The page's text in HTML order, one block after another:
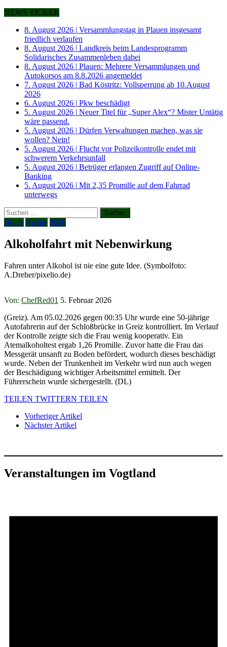
NEWS TICKER
8. August 2026 | Versammlungstag in Plauen insgesamt
friedlich verlaufen
8. August 2026 | Landkreis beim Landesprogramm
Solidarisches Zusammenleben dabei
8. August 2026 | Plauen: Mehrere Versammlungen und
Autokorsos am 8.8.2026 angemeldet
7. August 2026 | Bad Köstritz: Vollsperrung ab 10.August
2026
6. August 2026 | Pkw beschädigt
5. August 2026 | Neuer Titel für „Super Alex“? Mister Untätig
wäre passend.
5. August 2026 | Dürfen Verwaltungen machen, was sie
wollen? Nein!
5. August 2026 | Flucht vor Polizeikontrolle endet mit
schwerem Verkehrsunfall
5. August 2026 | Betrüger erlangen Zugriff auf Online-
Banking
5. August 2026 | Mit 2,35 Promille auf dem Fahrrad
unterwegs
Suchen
nach:
Home Archiv 2026
Alkoholfahrt mit Nebenwirkung
Fahren unter Alkohol ist nie eine gute Idee. (Symbolfoto:
A.Dreher/pixelio.de)
Von: ChefRed01 5. Februar 2026
(Greiz). Am 05.02.2026 gegen 00:35 Uhr wurde eine 50-jährige
Autofahrerin auf der Schloßbrücke in Greiz kontrolliert. Im Verlauf
der Kontrolle zeigte sich die Frau wenig kooperativ. Ein
Atemalkoholtest ergab 1,26 Promille. Zuvor hatte die Frau das
Messgerät unsanft zu Boden befördert, wodurch dieses beschädigt
wurde. Neben der Trunkenheit im Verkehr wird nun auch wegen
der Beschädigung wichtiger Arbeitsmittel ermittelt. Der
Führerschein wurde sichergestellt. (DL)
TEILEN TWITTERN TEILEN
Vorheriger Artikel
Nächster Artikel
Veranstaltungen im Vogtland